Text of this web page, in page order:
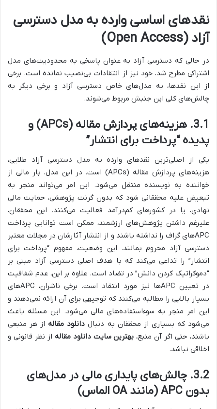
نقدهای اساسی وارده به مدل دسترسی
آزاد (Open Access)
در حالی که دسترسی آزاد به عنوان پاسخی به محدودیت‌های مدل
اشتراکی مطرح شد، خود نیز از انتقادات بی‌نصیب نمانده است. برخی
از این نقدها، به مدل‌های خاص دسترسی آزاد و برخی دیگر به
چالش‌های کلی این جنبش مربوط می‌شوند.
3.1. هزینه‌های پردازش مقاله (APCs) و
پدیده “پرداخت برای انتشار”
یکی از اصلی‌ترین نقدهای وارده به مدل دسترسی آزاد طلایی،
هزینه‌های پردازش مقاله (APCs) است. در این مدل، بار مالی از
خواننده به نویسنده منتقل می‌شود. این امر می‌تواند منجر به
تبعیض علیه محققانی شود که بدون گرنت پژوهشی، حمایت مالی
نهادی، یا در کشورهای کم‌درآمد فعالیت می‌کنند. این محققان،
علیرغم داشتن پژوهش‌های ارزشمند، ممکن است توانایی پرداخت
APCهای گزاف را نداشته باشند و از انتشار آثارشان در مجلات معتبر
دسترسی آزاد محروم بمانند. این وضعیت، مفهوم “پرداخت برای
انتشار” را تداعی می‌کند که با هدف اصلی دسترسی آزاد مبنی بر
“دموکراتیک کردن دانش” در تضاد است. علاوه بر این، عدم شفافیت
در تعیین APCها نیز مورد انتقاد است. برخی ناشران، APCهای
بسیار بالایی را مطالبه می‌کنند که توجیهی برای آن ارائه نمی‌دهند و
این امر منجر به سوءاستفاده‌های مالی می‌شود. این مسئله باعث
می‌شود که بسیاری از محققان به دنبال دانلود مقاله از هر منبعی
باشند، حتی اگر آن منبع، بهترین سایت دانلود مقاله از نظر قانونی و
اخلاقی نباشد.
3.2. چالش‌های پایداری مالی در مدل‌های
بدون APC (مانند OA الماس)